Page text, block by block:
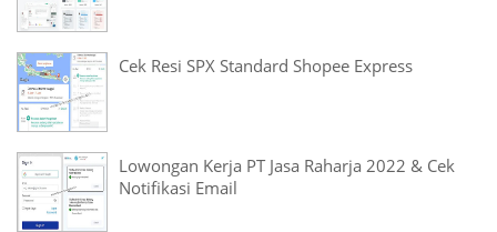
Cek Resi SPX Standard Shopee Express
Lowongan Kerja PT Jasa Raharja 2022 & Cek
Notifikasi Email